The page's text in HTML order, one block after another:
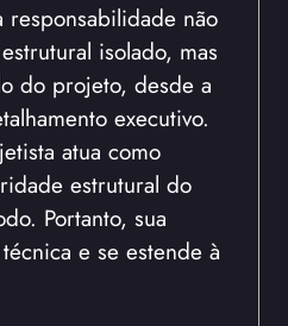
responsabilidade não
isolado, mas
do projeto, desde a
executivo.
atua como
estrutural do
Portanto, sua
e se estende à